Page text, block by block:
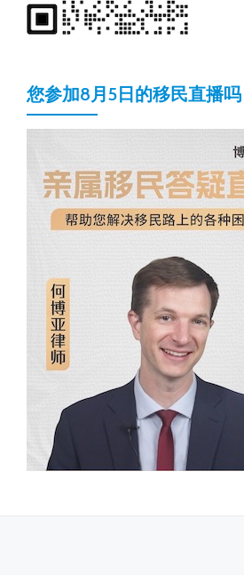
您参加8月5日的移民直播吗